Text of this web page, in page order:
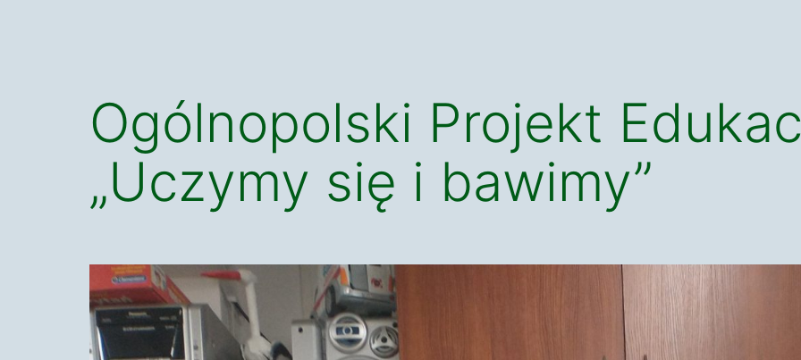
Ogólnopolski Projekt
„Uczymy się i bawimy”